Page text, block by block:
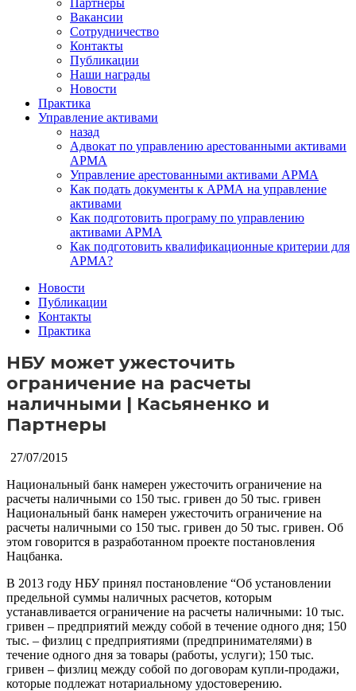
Партнеры
Вакансии
Сотрудничество
Контакты
Публикации
Наши награды
Новости
Практика
Управление активами
назад
Адвокат по управлению арестованными активами
АРМА
Управление арестованными активами АРМА
Как подать документы к АРМА на управление
активами
Как подготовить програму по управлению
активами АРМА
Как подготовить квалификационные критерии для
АРМА?
Новости
Публикации
Контакты
Практика
НБУ может ужесточить
ограничение на расчеты
наличными | Касьяненко и
Партнеры
27/07/2015
Национальный банк намерен ужесточить ограничение на
расчеты наличными со 150 тыс. гривен до 50 тыс. гривен
Национальный банк намерен ужесточить ограничение на
расчеты наличными со 150 тыс. гривен до 50 тыс. гривен. Об
этом говорится в разработанном проекте постановления
Нацбанка.
В 2013 году НБУ принял постановление “Об установлении
предельной суммы наличных расчетов, которым
устанавливается ограничение на расчеты наличными: 10 тыс.
гривен – предприятий между собой в течение одного дня; 150
тыс. – физлиц с предприятиями (предпринимателями) в
течение одного дня за товары (работы, услуги); 150 тыс.
гривен – физлиц между собой по договорам купли-продажи,
которые подлежат нотариальному удостоверению.